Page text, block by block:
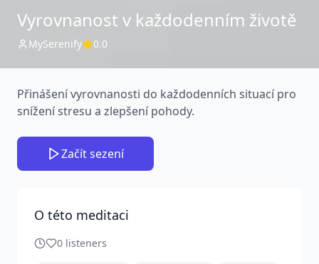
Vyrovnanost v každodenním životě
MySerenify 0.0
Přinášení vyrovnanosti do každodenních situací pro
snížení stresu a zlepšení pohody.
Začít sezení
O této meditaci
0 listeners